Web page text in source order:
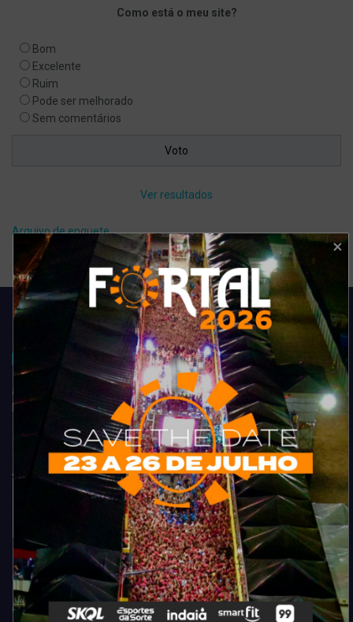
Como está o meu site?
Bom
Excelente
Ruim
Pode ser melhorado
Sem comentários
Ver resultados
Arquivo de enquete
Acompanhe todas as novidades do entretenimento na região de
Fortaleza. Dicas, promoções, coberturas exclusivas e muito mais.
Categorias
Camarote Vip Junino
Marketing E Negócios